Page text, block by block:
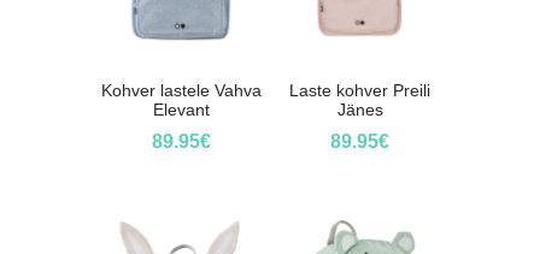
Kohver lastele Vahva
Elevant
89.95€
Laste kohver Preili
Jänes
89.95€